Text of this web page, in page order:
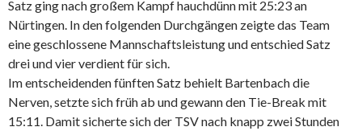
Satz ging nach großem Kampf hauchdünn mit 25:23 an
Nürtingen. In den folgenden Durchgängen zeigte das Team
eine geschlossene Mannschaftsleistung und entschied Satz
drei und vier verdient für sich.
Im entscheidenden fünften Satz behielt Bartenbach die
Nerven, setzte sich früh ab und gewann den Tie-Break mit
15:11. Damit sicherte sich der TSV nach knapp zwei Stunden